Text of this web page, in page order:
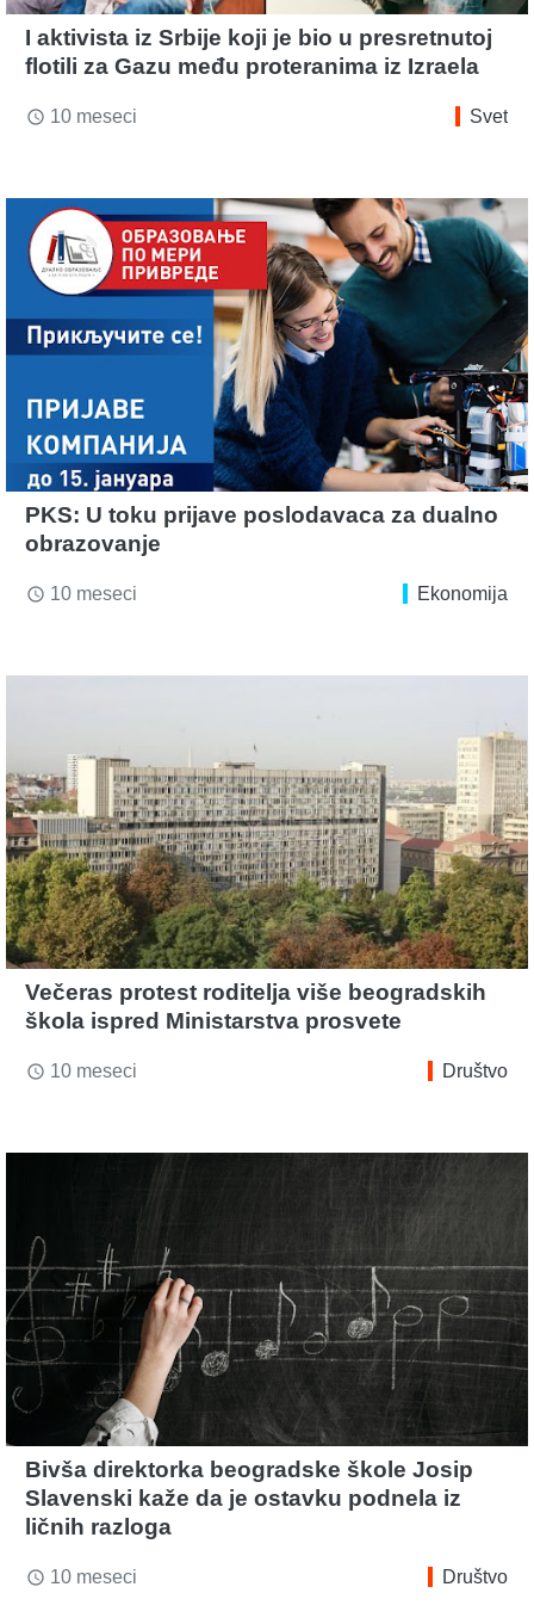
I aktivista iz Srbije koji je bio u presretnutoj
flotili za Gazu među proteranima iz Izraela
access_time 10 meseci Svet
PKS: U toku prijave poslodavaca za dualno
obrazovanje
access_time 10 meseci Ekonomija
Večeras protest roditelja više beogradskih
škola ispred Ministarstva prosvete
access_time 10 meseci Društvo
Bivša direktorka beogradske škole Josip
Slavenski kaže da je ostavku podnela iz
ličnih razloga
access_time 10 meseci Društvo